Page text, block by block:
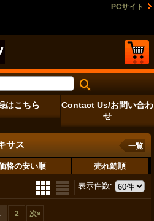
PCサイト
はこちら
Contact Us/お問い合わ
せ
サス 一覧
格の安い順 売れ筋順
表示件数:
2 次»